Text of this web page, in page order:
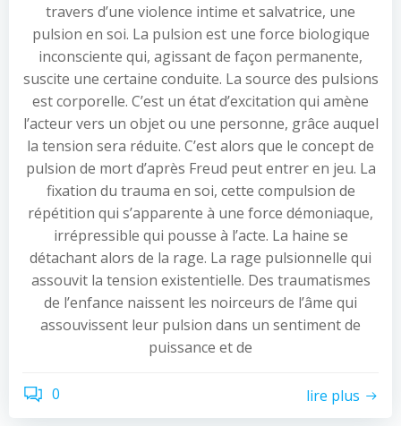
travers d’une violence intime et salvatrice, une
pulsion en soi. La pulsion est une force biologique
inconsciente qui, agissant de façon permanente,
suscite une certaine conduite. La source des pulsions
est corporelle. C’est un état d’excitation qui amène
l’acteur vers un objet ou une personne, grâce auquel
la tension sera réduite. C’est alors que le concept de
pulsion de mort d’après Freud peut entrer en jeu. La
fixation du trauma en soi, cette compulsion de
répétition qui s’apparente à une force démoniaque,
irrépressible qui pousse à l’acte. La haine se
détachant alors de la rage. La rage pulsionnelle qui
assouvit la tension existentielle. Des traumatismes
de l’enfance naissent les noirceurs de l’âme qui
assouvissent leur pulsion dans un sentiment de
puissance et de
0 lire plus